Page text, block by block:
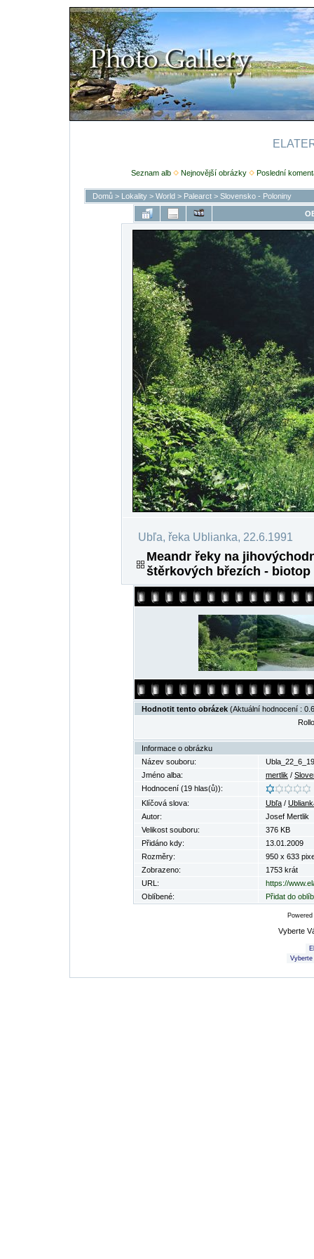
Seznam alb Nejnovější obrázky Poslední
Domů> Lokality> World> Palearct> Slovensko - Poloniny
Ubľa, řeka Ublianka, 22.6.1991
Meandr řeky na
štěrkových březích -
Hodnotit tento obrázek (Aktuální hodnocení :
Informace o obrázku
Název souboru:
Jméno alba:
mertlik /
Hodnocení (19 hlas(ů)):
Klíčová slova:
Ubľa /
Autor:
Josef Mertlik
Velikost souboru:
376 KB
Přidáno kdy:
13.01.2009
Rozměry:
950 x 633
Zobrazeno:
1753 krát
URL:
https://
Oblíbené:
Přidat do
Vyberte